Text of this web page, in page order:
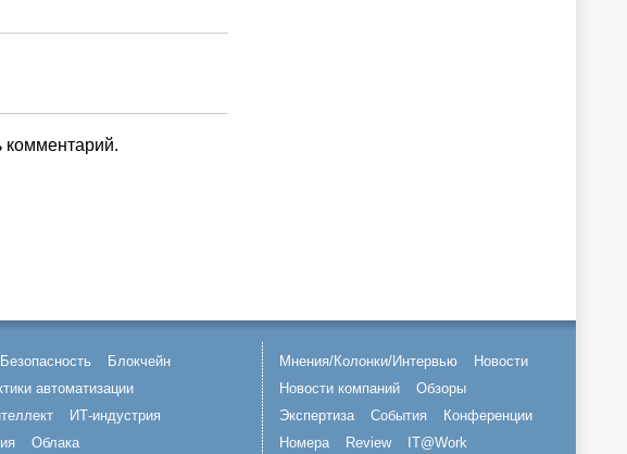
комментарий.
Безопасность
Блокчейн
автоматизации
ИТ-индустрия
Облака
Мнения/Колонки/Интервью
Новости
Новости компаний
Обзоры
Экспертиза
События
Конференции
Номера
Review IT@Work